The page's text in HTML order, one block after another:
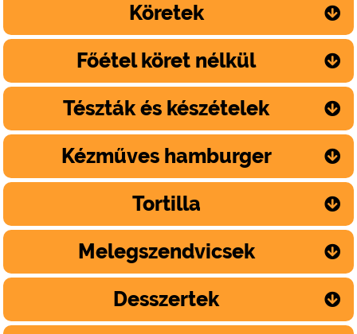
Köretek
Főétel köret nélkül
Tészták és készételek
Kézműves hamburger
Tortilla
Melegszendvicsek
Desszertek